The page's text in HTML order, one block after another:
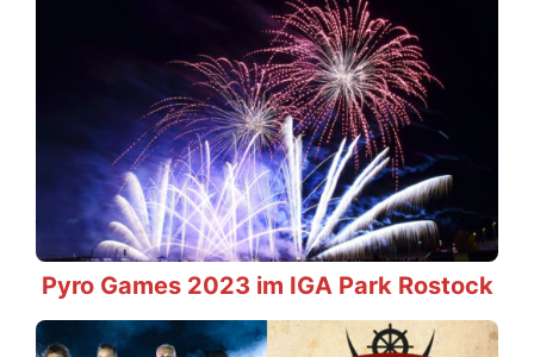
Pyro Games 2023 im IGA Park Rostock